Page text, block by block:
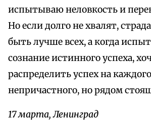
испытываю неловкость и
Но если долго не хвалят,
быть лучше всех, а когда
сознание истинного успеха,
распределить успех на
непричастного, но рядом
17 марта, Ленинград